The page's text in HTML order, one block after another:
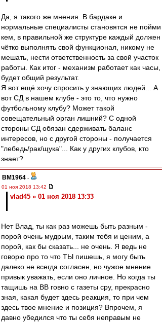
Да, я такого же мнения. В бардаке и
нормальные специалисты становятся не пойми
кем, в правильной же структуре каждый должен
чётко выполнять свой функционал, никому не
мешать, нести ответственность за свой участок
работы. Как итог - механизм работает как часы,
будет общий результат.
Я вот ещё хочу спросить у знающих людей... А
вот СД в нашем клубе - это то, что нужно
футбольному клубу? Может такой
совещательный орган лишний? С одной
стороны СД обязан сдерживать баланс
интересов, но с другой стороны - получается
"лебедь/рак/щука"... Как у других клубов, кто
знает?
BM1964 -
01 ноя 2018 13:42
vlad45 » 01 ноя 2018 13:33
Нет Влад, ты как раз можешь быть разным -
порой очень мудрым, таким тебя и ценим, а
порой, как бы сказать... не очень. Я ведь не
говорю про то что ТЫ пишешь, я могу быть
далеко не всегда согласен, но чужое мнение
привык уважать, если оно личное. Но когда ты
тащишь на ВВ говно с газеты сру, прекрасно
зная, какая будет здесь реакция, то при чем
здесь твое мнение и позиция? Впрочем, я
давно убедился что ты себя неправым не